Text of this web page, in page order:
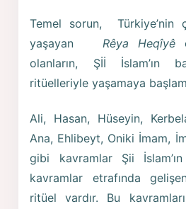
Temel sorun, Türkiye’nin
yaşayan Rêya Heqîyê
olanların, Şİİ İslam’ın
ritüelleriyle yaşamaya
Ali, Hasan, Hüseyin,
Ana, Ehlibeyt, Oniki İmam,
gibi kavramlar Şii İslam’ın
kavramlar etrafında
ritüel vardır. Bu